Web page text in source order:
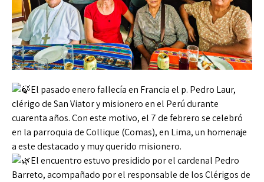
El pasado enero fallecía en Francia el p. Pedro Laur,
clérigo de San Viator y misionero en el Perú durante
cuarenta años. Con este motivo, el 7 de febrero se celebró
en la parroquia de Collique (Comas), en Lima, un homenaje
a este destacado y muy querido misionero.
El encuentro estuvo presidido por el cardenal Pedro
Barreto, acompañado por el responsable de los Clérigos de